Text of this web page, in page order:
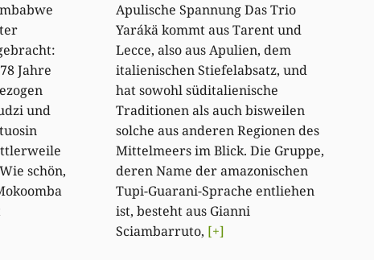
Jahre
und
schön,
Apulische Spannung Das Trio
Yarákä kommt aus Tarent und
Lecce, also aus Apulien, dem
italienischen Stiefelabsatz, und
hat sowohl süditalienische
Traditionen als auch bisweilen
solche aus anderen Regionen des
Mittelmeers im Blick. Die Gruppe,
deren Name der amazonischen
Tupi-Guarani-Sprache entliehen
ist, besteht aus Gianni
Sciambarruto, [+]